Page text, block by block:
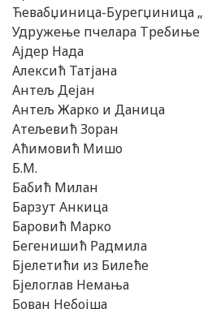
Ћевабџиница-Бурегџиница
Удружење пчелара Требиње
Ајдер Нада
Алексић Татјана
Антељ Дејан
Антељ Жарко и Даница
Атељевић Зоран
Аћимовић Мишо
Б.М.
Бабић Милан
Барзут Анкица
Баровић Марко
Бегенишић Радмила
Бјелетићи из Билеће
Бјелоглав Немања
Бован Небојша